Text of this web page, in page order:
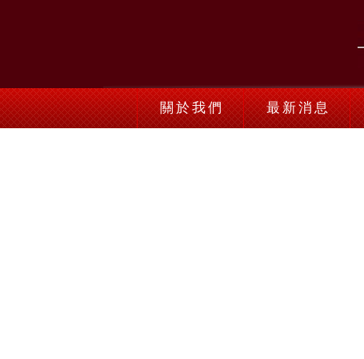
關於我們 最新消息